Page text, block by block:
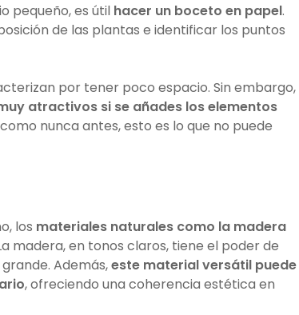
pequeño, es útil hacer un boceto en papel.
de las plantas e identificar los puntos
por tener poco espacio. Sin embargo,
atractivos si se añades los elementos
nunca antes, esto es lo que no puede
los materiales naturales como la madera
madera, en tonos claros, tiene el poder de
Además,este material versátil puede
, ofreciendo una coherencia estética en